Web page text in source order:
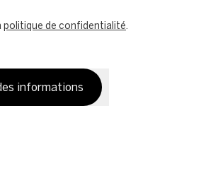
politique de confidentialité.
informations